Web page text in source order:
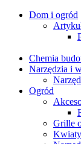
Dom i ogród
Chemia
Narzędzia i
Ogród
Grille